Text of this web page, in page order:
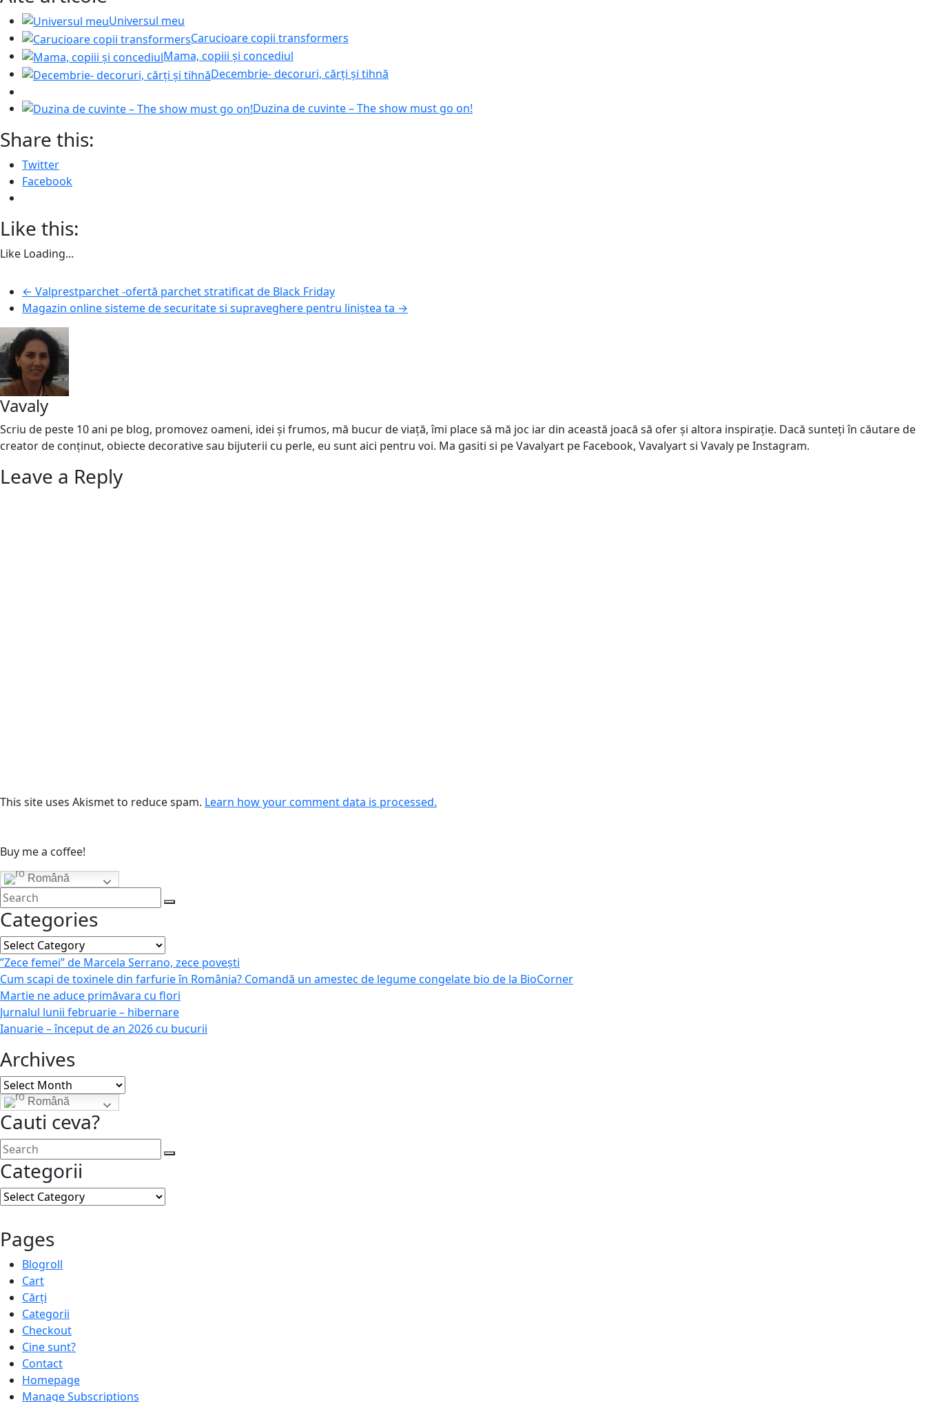
Universul meu
Carucioare copii transformers
Mama, copiii și concediul
Decembrie- decoruri, cărți și tihnă
Duzina de cuvinte – The show must go on!
Share this:
Twitter
Facebook
Like this:
Like Loading...
← Valprestparchet -ofertă parchet stratificat de Black Friday
Magazin online sisteme de securitate si supraveghere pentru liniștea ta →
Vavaly
Scriu de peste 10 ani pe blog, promovez oameni, idei și frumos, mă bucur de viață, îmi place să mă joc iar din această joacă să ofer și altora inspirație. Dacă sunteți în căutare de
creator de conținut, obiecte decorative sau bijuterii cu perle, eu sunt aici pentru voi. Ma gasiti si pe Vavalyart pe Facebook, Vavalyart si Vavaly pe Instagram.
Leave a Reply
This site uses Akismet to reduce spam. Learn how your comment data is processed.
Buy me a coffee!
Română
Categories
Categories
”Zece femei” de Marcela Serrano, zece povești
Cum scapi de toxinele din farfurie în România? Comandă un amestec de legume congelate bio de la BioCorner
Martie ne aduce primăvara cu flori
Jurnalul lunii februarie – hibernare
Ianuarie – început de an 2026 cu bucurii
Archives
Archives
Română
Cauti ceva?
Categorii
Categorii
Pages
Blogroll
Cart
Cărți
Categorii
Checkout
Cine sunt?
Contact
Homepage
Manage Subscriptions